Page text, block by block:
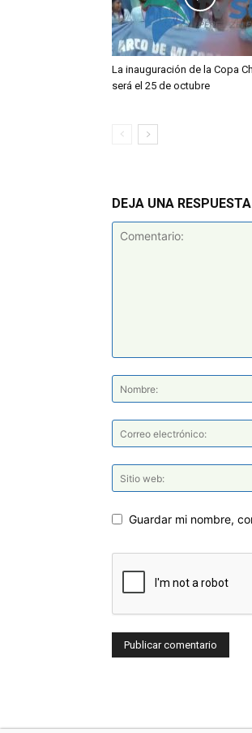
La inauguración de la Copa
será el 25 de octubre
DEJA UNA RESPUESTA
Guardar mi nombre,